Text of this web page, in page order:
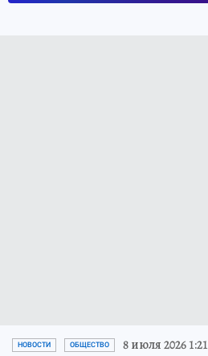
НОВОСТИ ОБЩЕСТВО 8 июля 2026 1:21